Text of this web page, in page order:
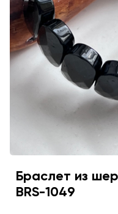
Браслет из
BRS-1049